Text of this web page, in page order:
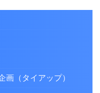
画（タイアップ）